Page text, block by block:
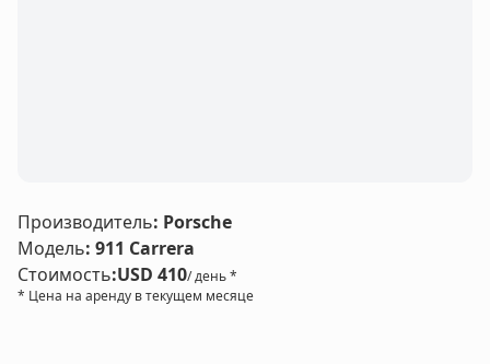
Производитель: Porsche
Модель: 911 Carrera
Стоимость:USD 410/ день *
* Цена на аренду в текущем месяце